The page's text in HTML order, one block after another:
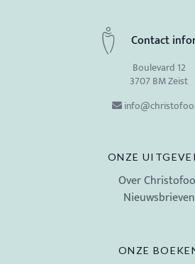
Contact
Boulevard 12
3707 BM Zeist
ONZE
Over
Nieuwsbrieven
ONZE